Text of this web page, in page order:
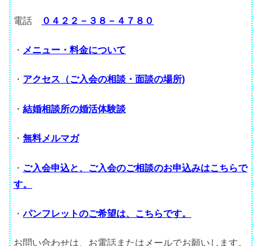
電話 ０４２２－３８－４７８０
・ メニュー・料金について
・ アクセス（ご入会の相談・面談の場所)
・ 結婚相談所の婚活体験談
・ 無料メルマガ
・ ご入会申込と、ご入会のご相談のお申込みはこちらで
す。
・パンフレットのご希望は、こちらです。
お問い合わせは、お電話またはメールでお願いします。